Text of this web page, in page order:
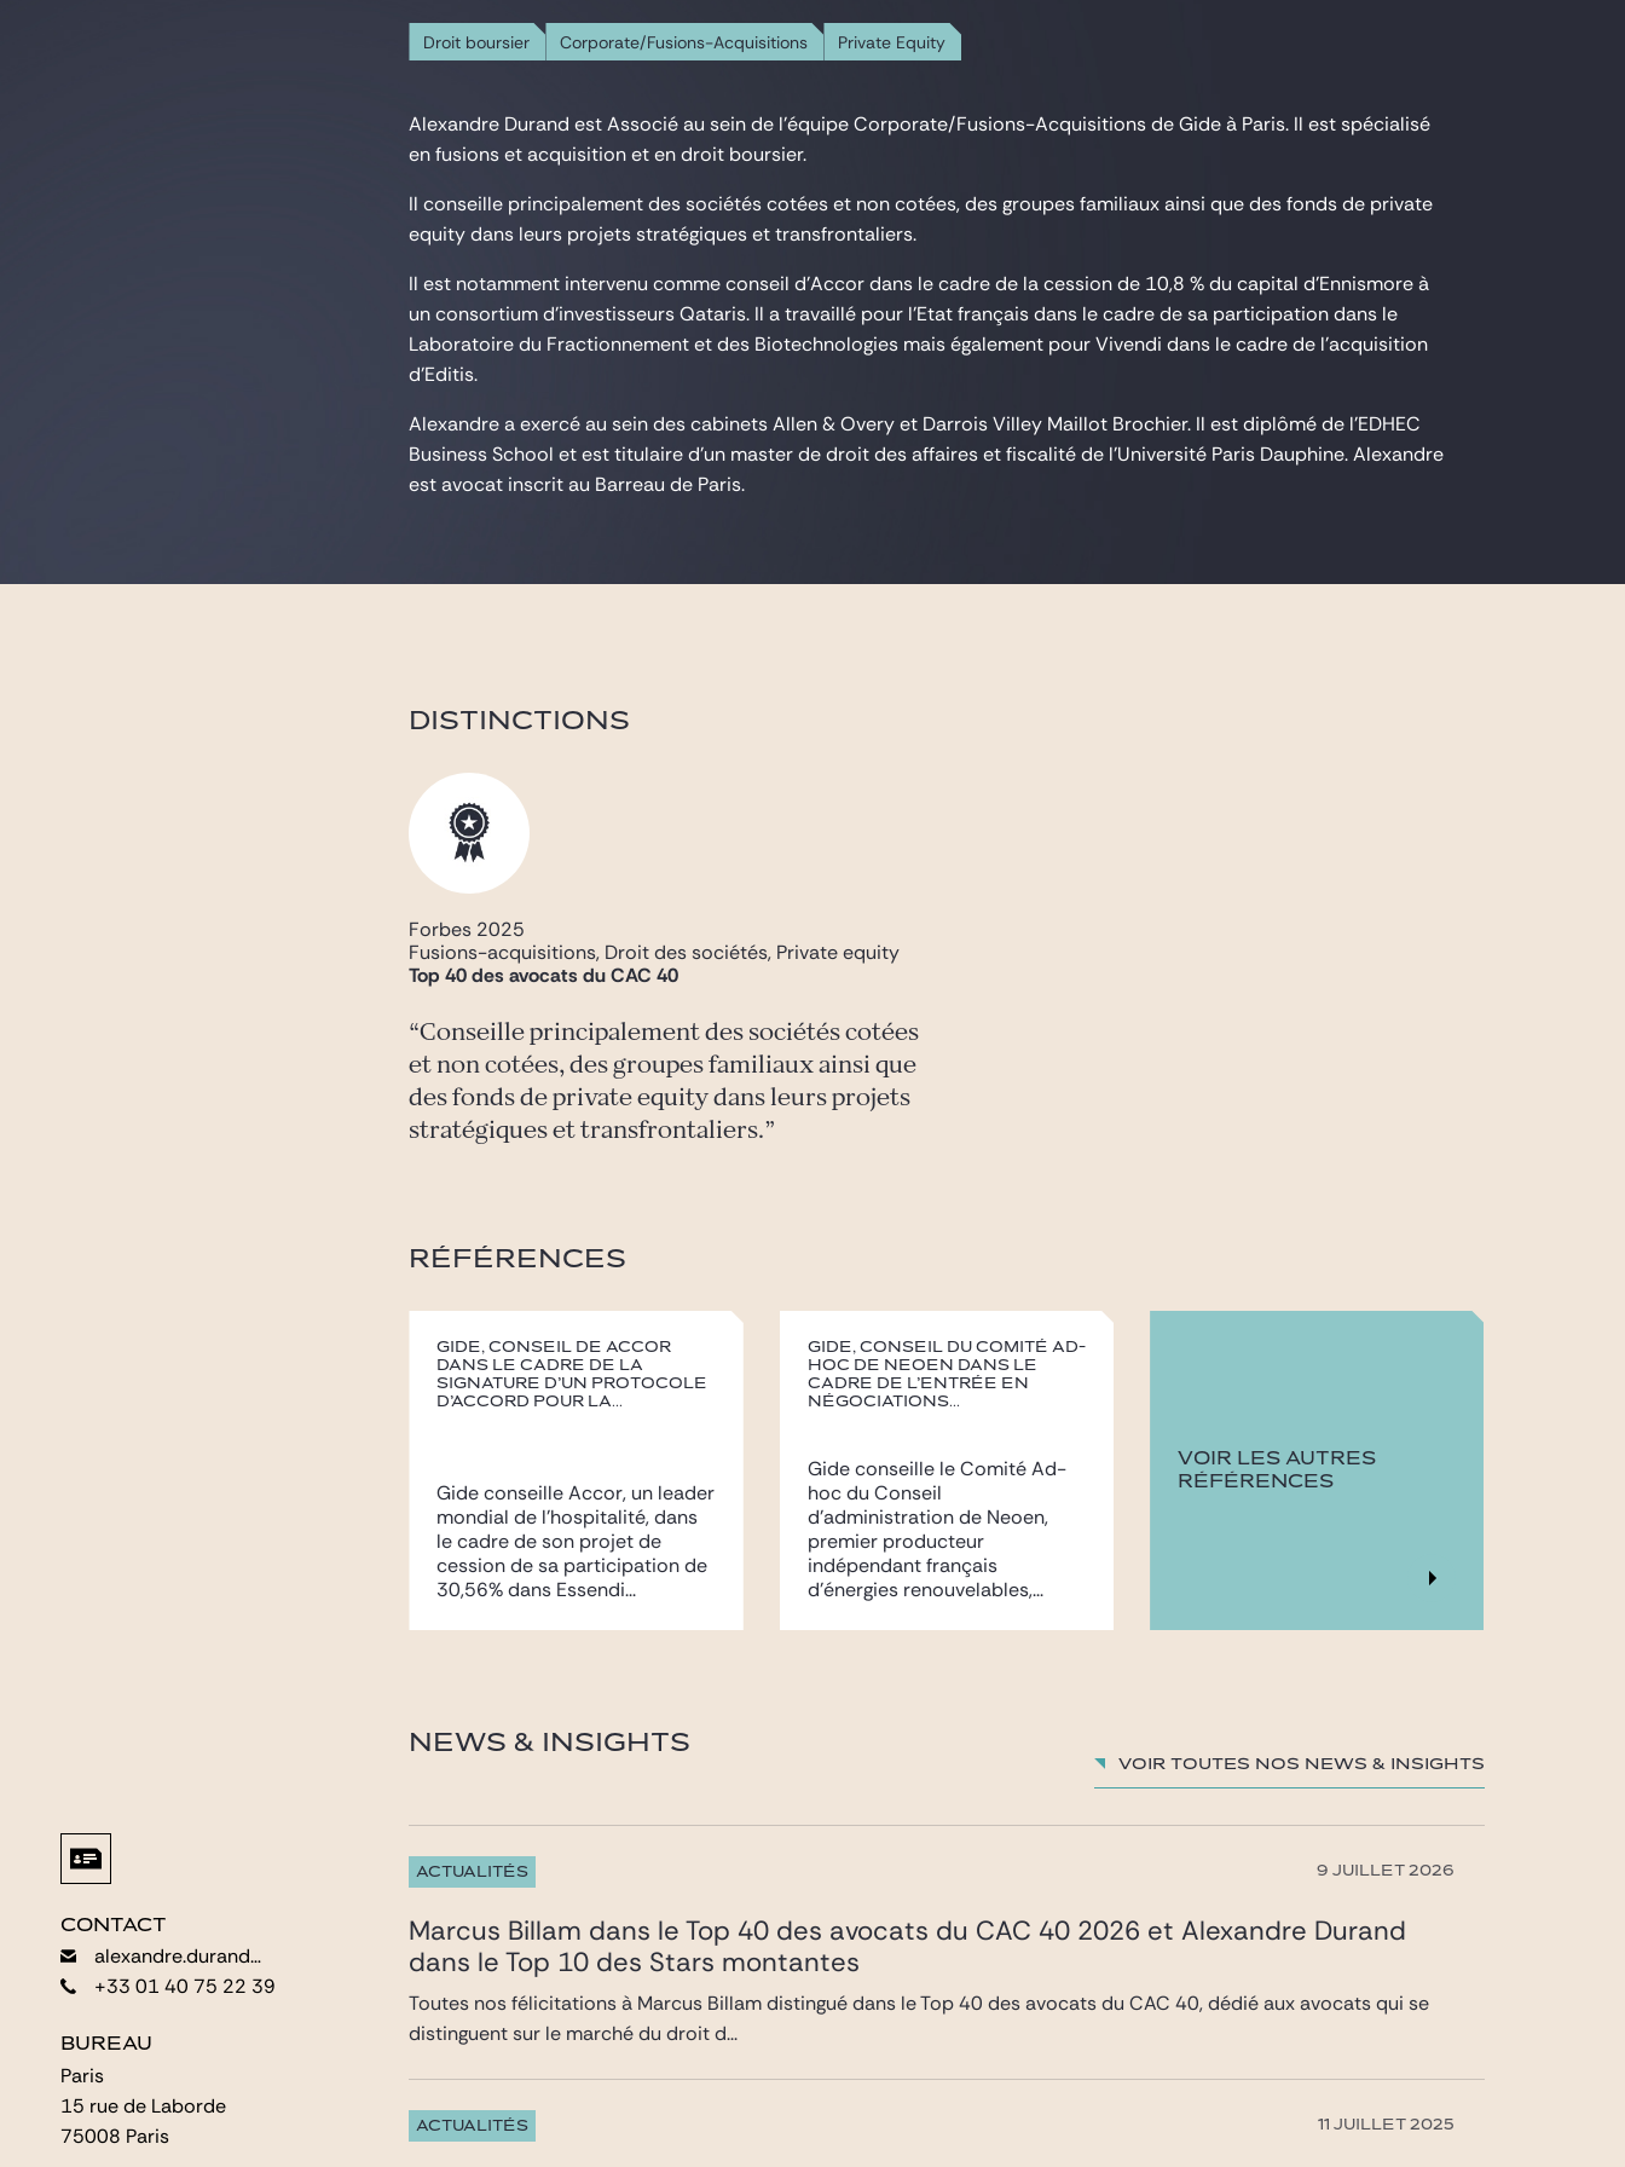
CONTACT
alexandre.durand@gide.com
+33 01 40 75 22 39
BUREAU
Paris
15 rue de Laborde
75008 Paris
CONTACT
alexandre.durand@gide.com
+33 01 40 75 22 39
BUREAU
Paris
15 rue de Laborde
75008 Paris
Droit boursier Corporate/Fusions-Acquisitions Private Equity
Alexandre Durand est Associé au sein de l’équipe Corporate/Fusions-Acquisitions de Gide à Paris. Il est spécialisé
en fusions et acquisition et en droit boursier.
Il conseille principalement des sociétés cotées et non cotées, des groupes familiaux ainsi que des fonds de private
equity dans leurs projets stratégiques et transfrontaliers.
Il est notamment intervenu comme conseil d'Accor dans le cadre de la cession de 10,8 % du capital d'Ennismore à
un consortium d'investisseurs Qataris. Il a travaillé pour l'Etat français dans le cadre de sa participation dans le
Laboratoire du Fractionnement et des Biotechnologies mais également pour Vivendi dans le cadre de l'acquisition
d'Editis.
Alexandre a exercé au sein des cabinets Allen & Overy et Darrois Villey Maillot Brochier. Il est diplômé de l’EDHEC
Business School et est titulaire d'un master de droit des affaires et fiscalité de l'Université Paris Dauphine. Alexandre
est avocat inscrit au Barreau de Paris.
DISTINCTIONS
Forbes 2025
Fusions-acquisitions, Droit des sociétés, Private equity
Top 40 des avocats du CAC 40
Conseille principalement des sociétés cotées
et non cotées, des groupes familiaux ainsi que
des fonds de private equity dans leurs projets
stratégiques et transfrontaliers.
RÉFÉRENCES
Gide, conseil de Accor
dans le cadre de la
signature d’un protocole
d’accord pour la...
Gide conseille Accor, un leader
mondial de l’hospitalité, dans
le cadre de son projet de
cession de sa participation de
30,56% dans Essendi...
Gide, conseil du Comité Ad-
Hoc de Neoen dans le
cadre de l’entrée en
négociations...
Gide conseille le Comité Ad-
hoc du Conseil
d’administration de Neoen,
premier producteur
indépendant français
d’énergies renouvelables,...
VOIR LES AUTRES
RÉFÉRENCES
NEWS & INSIGHTS
Voir toutes nos News & insights
ACTUALITÉS 9 JUILLET 2026
Marcus Billam dans le Top 40 des avocats du CAC 40 2026 et Alexandre Durand
dans le Top 10 des Stars montantes
Toutes nos félicitations à Marcus Billam distingué dans le Top 40 des avocats du CAC 40, dédié aux avocats qui se
distinguent sur le marché du droit d...
ACTUALITÉS 11 JUILLET 2025